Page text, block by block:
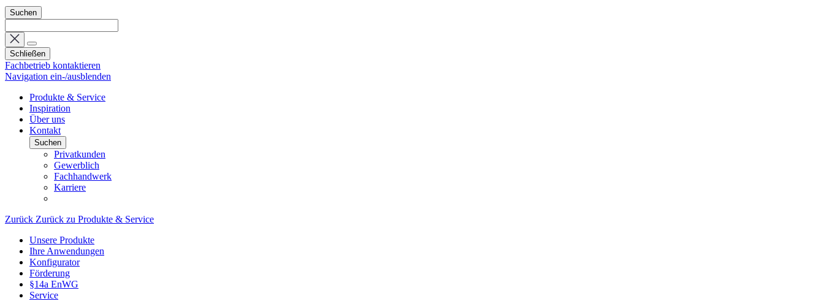
Suchen
Schließen
Fachbetrieb kontaktieren
Navigation ein-/ausblenden
Produkte & Service
Inspiration
Über uns
Kontakt
Suchen
Privatkunden
Gewerblich
Fachhandwerk
Karriere
Zurück Zurück zu Produkte & Service
Unsere Produkte
Ihre Anwendungen
Konfigurator
Förderung
§14a EnWG
Service